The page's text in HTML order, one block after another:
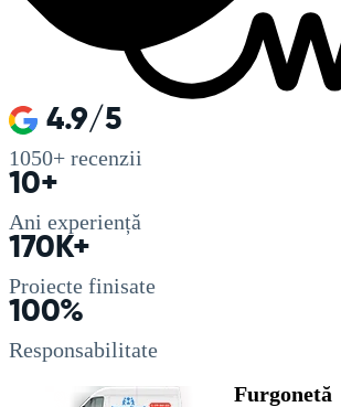
4.9/5
1050+ recenzii
10+
Ani experiență
170K+
Proiecte finisate
100%
Responsabilitate
Furgonetă